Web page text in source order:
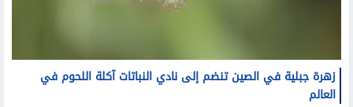
زهرة جبلية في الصين تنضم إلى نادي النباتات آكلة اللحوم في
العالم